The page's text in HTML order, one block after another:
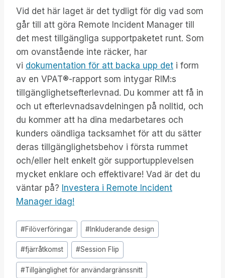
Vid det här laget är det tydligt för dig vad som
går till att göra Remote Incident Manager till
det mest tillgängliga supportpaketet runt. Som
om ovanstående inte räcker, har
vi dokumentation för att backa upp det i form
av en VPAT®-rapport som intygar RIM:s
tillgänglighetsefterlevnad. Du kommer att få in
och ut efterlevnadsavdelningen på nolltid, och
du kommer att ha dina medarbetares och
kunders oändliga tacksamhet för att du sätter
deras tillgänglighetsbehov i första rummet
och/eller helt enkelt gör supportupplevelsen
mycket enklare och effektivare! Vad är det du
väntar på? Investera i Remote Incident
Manager idag!
Inlägg
Taggar:
#Filöverföringar #Inkluderande design
#fjärråtkomst #Session Flip
#Tillgänglighet för användargränssnitt